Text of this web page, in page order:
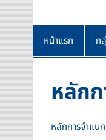
หน้าแรก ก
หลักก
หลักการจำแน